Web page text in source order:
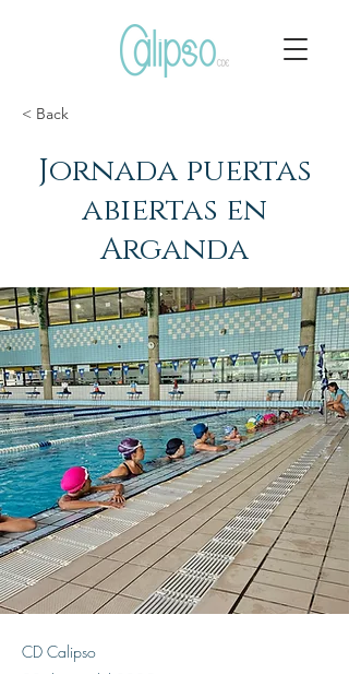
< Back
Jornada puertas
abiertas en
Arganda
CD Calipso